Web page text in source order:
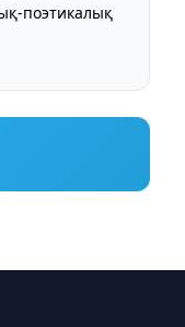
поэтикалық